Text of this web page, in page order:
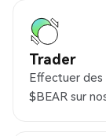
Trader
Effectuer des
$BEAR sur